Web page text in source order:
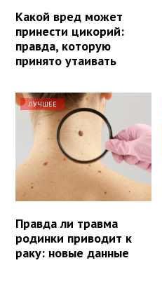
Какой вред может
принести цикорий:
правда, которую
принято утаивать
ЛУЧШЕЕ
Правда ли травма
родинки приводит к
раку: новые данные